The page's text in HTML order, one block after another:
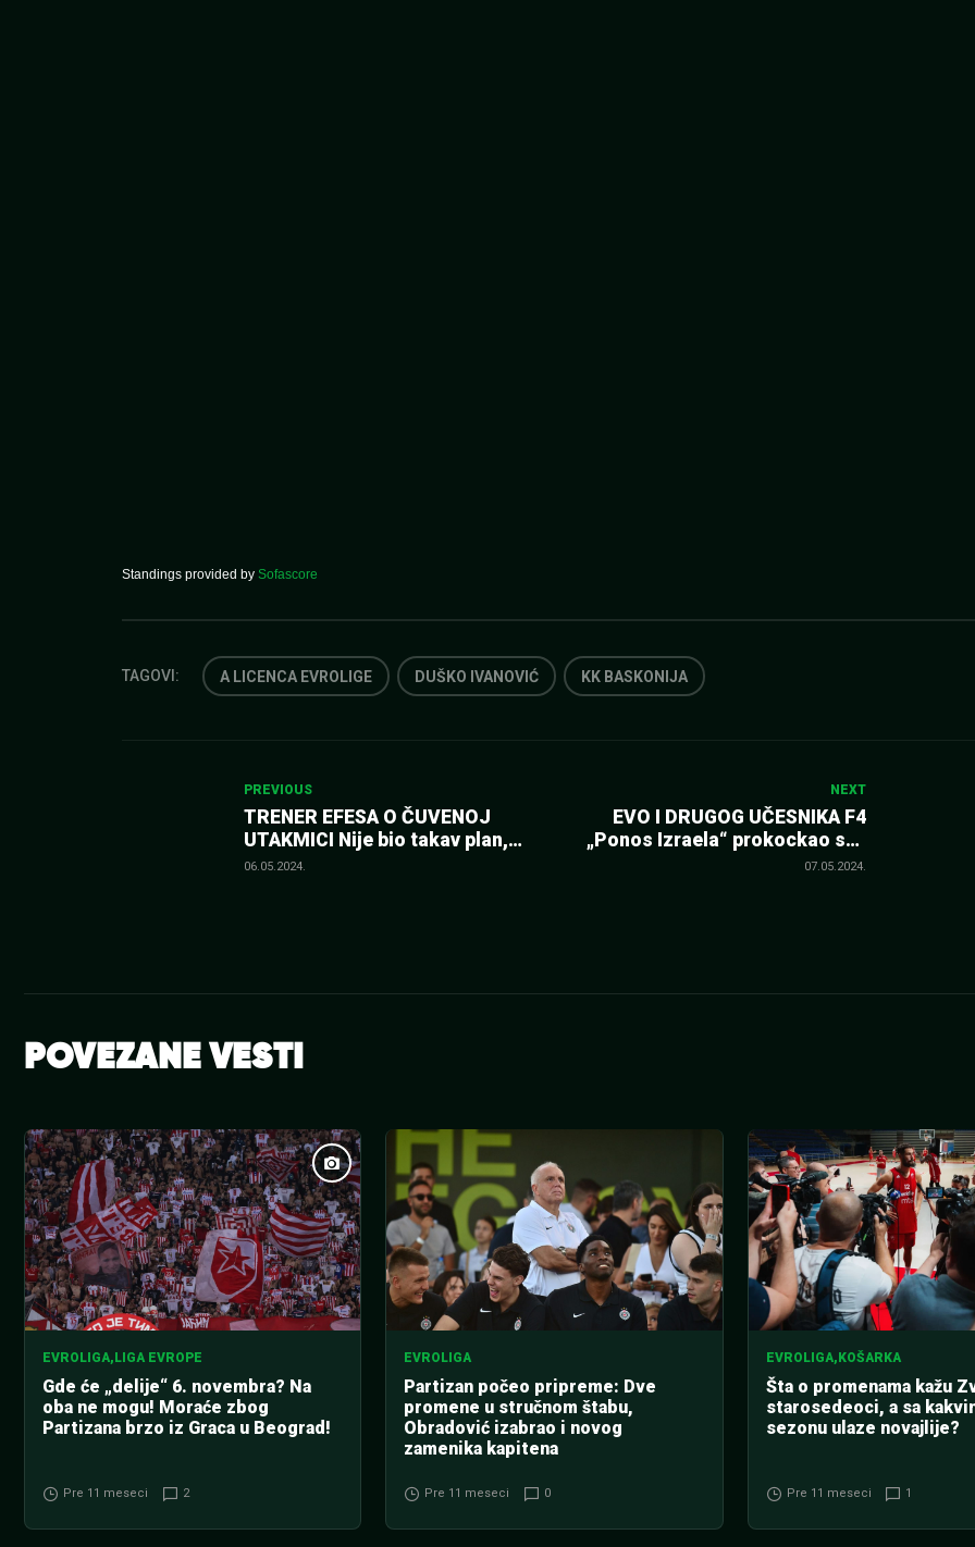
Standings provided by Sofascore
TAGOVI: A LICENCA EVROLIGE DUŠKO IVANOVIĆ KK BASKONIJA
Kretanje
članka
PREVIOUS
TRENER EFESA O ČUVENOJ
UTAKMICI Nije bio takav plan,
nismo baš bolji za toliko…
06.05.2024.
NEXT
EVO I DRUGOG UČESNIKA F4
„Ponos Izraela“ prokockao sve
što je mogao, dalje idu „zeleni“
07.05.2024.
POVEZANE VESTI
EVROLIGA, LIGA EVROPE
Gde će „delije“ 6. novembra? Na
oba ne mogu! Moraće zbog
Partizana brzo iz Graca u Beograd!
Pre 11 meseci 2
EVROLIGA
Partizan počeo pripreme: Dve
promene u stručnom štabu,
Obradović izabrao i novog
zamenika kapitena
Pre 11 meseci 0
EVROLIGA, KOŠARKA
Šta o promenama kažu
starosedeoci, a sa
sezonu ulaze novajlije?
Pre 11 meseci 1